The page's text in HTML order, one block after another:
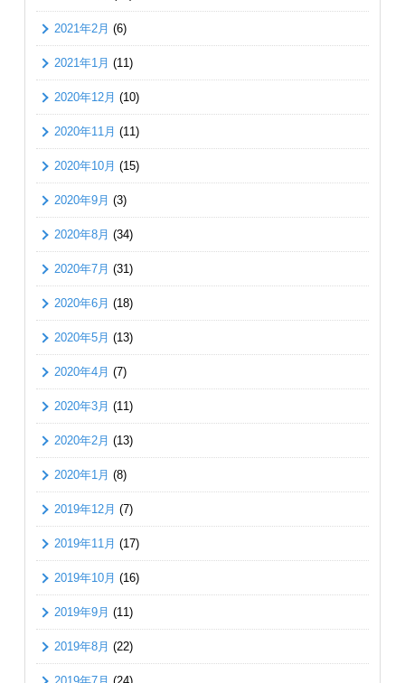
2021年2月 (6)
2021年1月 (11)
2020年12月 (10)
2020年11月 (11)
2020年10月 (15)
2020年9月 (3)
2020年8月 (34)
2020年7月 (31)
2020年6月 (18)
2020年5月 (13)
2020年4月 (7)
2020年3月 (11)
2020年2月 (13)
2020年1月 (8)
2019年12月 (7)
2019年11月 (17)
2019年10月 (16)
2019年9月 (11)
2019年8月 (22)